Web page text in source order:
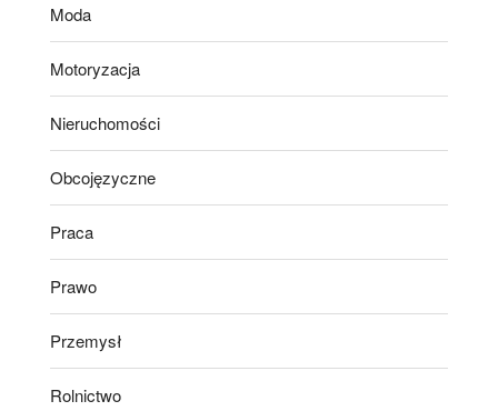
Moda
Motoryzacja
Nieruchomości
Obcojęzyczne
Praca
Prawo
Przemysł
Rolnictwo